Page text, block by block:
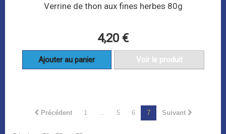
Verrine de thon aux fines herbes 80g
4,20 €
Ajouter au panier Voir le produit
Précédent 1 ... 5 6 7 Suivant